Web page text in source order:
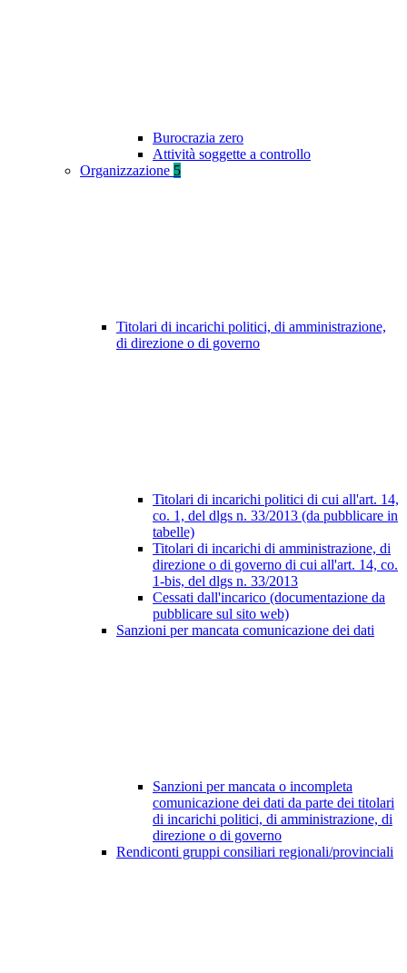
Burocrazia zero
Attività soggette a controllo
Organizzazione 5
Titolari di incarichi politici, di amministrazione,
di direzione o di governo
Titolari di incarichi politici di cui all'art. 14,
co. 1, del dlgs n. 33/2013 (da pubblicare in
tabelle)
Titolari di incarichi di amministrazione, di
direzione o di governo di cui all'art. 14, co.
1-bis, del dlgs n. 33/2013
Cessati dall'incarico (documentazione da
pubblicare sul sito web)
Sanzioni per mancata comunicazione dei dati
Sanzioni per mancata o incompleta
comunicazione dei dati da parte dei titolari
di incarichi politici, di amministrazione, di
direzione o di governo
Rendiconti gruppi consiliari regionali/provinciali